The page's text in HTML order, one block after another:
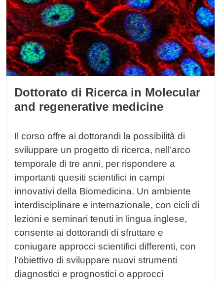
Dottorato di Ricerca in Molecular
and regenerative medicine
Il corso offre ai dottorandi la possibilità di
sviluppare un progetto di ricerca, nell’arco
temporale di tre anni, per rispondere a
importanti quesiti scientifici in campi
innovativi della Biomedicina. Un ambiente
interdisciplinare e internazionale, con cicli di
lezioni e seminari tenuti in lingua inglese,
consente ai dottorandi di sfruttare e
coniugare approcci scientifici differenti, con
l’obiettivo di sviluppare nuovi strumenti
diagnostici e prognostici o approcci